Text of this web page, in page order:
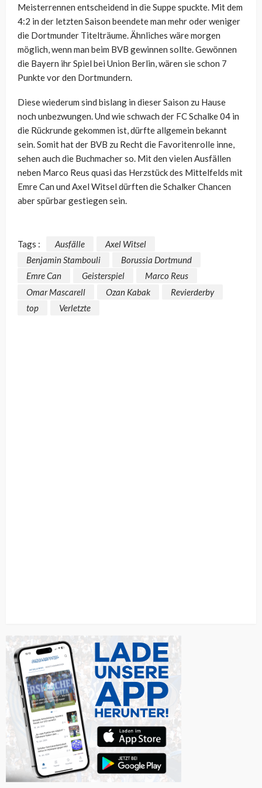
Meisterrennen entscheidend in die Suppe spuckte. Mit dem
4:2 in der letzten Saison beendete man mehr oder weniger
die Dortmunder Titelträume. Ähnliches wäre morgen
möglich, wenn man beim BVB gewinnen sollte. Gewönnen
die Bayern ihr Spiel bei Union Berlin, wären sie schon 7
Punkte vor den Dortmundern.
Diese wiederum sind bislang in dieser Saison zu Hause
noch unbezwungen. Und wie schwach der FC Schalke 04 in
die Rückrunde gekommen ist, dürfte allgemein bekannt
sein. Somit hat der BVB zu Recht die Favoritenrolle inne,
sehen auch die Buchmacher so. Mit den vielen Ausfällen
neben Marco Reus quasi das Herzstück des Mittelfelds mit
Emre Can und Axel Witsel dürften die Schalker Chancen
aber spürbar gestiegen sein.
Tags : Ausfälle
Axel Witsel
Benjamin Stambouli
Borussia Dortmund
Emre Can
Geisterspiel
Marco Reus
Omar Mascarell
Ozan Kabak
Revierderby
top
Verletzte